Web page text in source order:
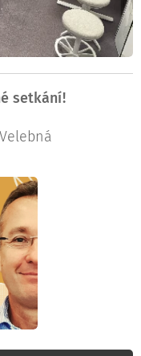
setkání!